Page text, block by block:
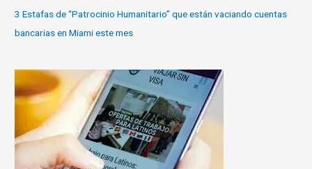
3 Estafas de “Patrocinio Humanitario” que están vaciando cuentas
bancarias en Miami este mes